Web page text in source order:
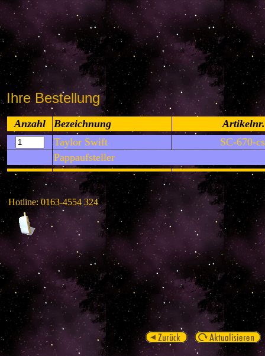
Ihre Bestellung
Anzahl Bezeichnung
Artikelnr.
Taylor Swift
SC-670-cs
Pappaufsteller
Hotline: 0163-4554 324